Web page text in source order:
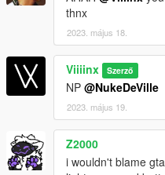
thnx
2023. május 18.
Viiiinx Szerző
NP @NukeDeVille
2023. május 19.
Z2000
i wouldn't blame